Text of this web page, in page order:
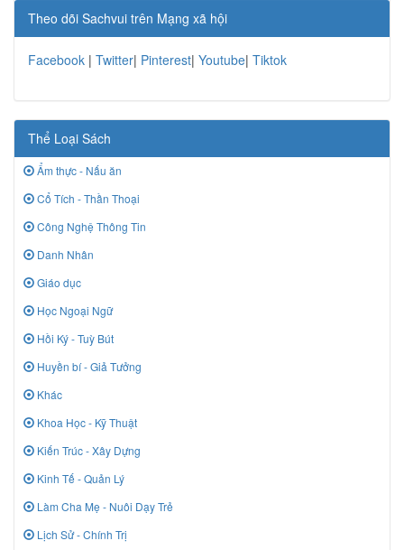
Theo dõi Sachvui trên Mạng xã hội
Facebook | Twitter| Pinterest| Youtube| Tiktok
Thể Loại Sách
Ẩm thực - Nấu ăn
Cổ Tích - Thần Thoại
Công Nghệ Thông Tin
Danh Nhân
Giáo dục
Học Ngoại Ngữ
Hồi Ký - Tuỳ Bút
Huyền bí - Giả Tưởng
Khác
Khoa Học - Kỹ Thuật
Kiến Trúc - Xây Dựng
Kinh Tế - Quản Lý
Làm Cha Mẹ - Nuôi Dạy Trẻ
Lịch Sử - Chính Trị